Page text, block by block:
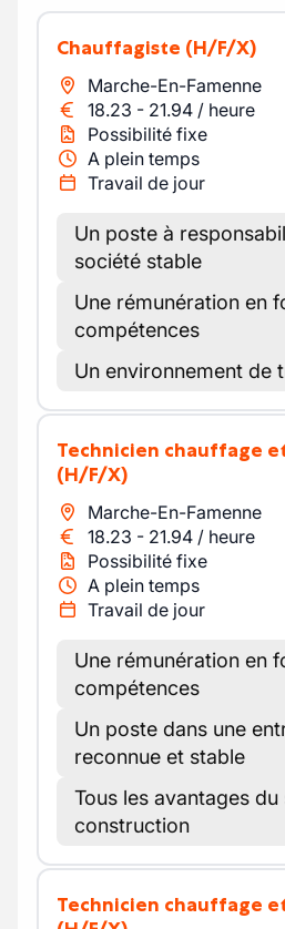
Chauffagiste (H/F/X)
Marche-En-Famenne
18.23 - 21.94 / heure
Possibilité fixe
A plein temps
Travail de jour
Un poste à
société stable
Une rémunération en
compétences
Un environnement de
Technicien chauffage
(H/F/X)
Marche-En-Famenne
18.23 - 21.94 / heure
Possibilité fixe
A plein temps
Travail de jour
Une rémunération en
compétences
Un poste dans une
reconnue et stable
Tous les avantages
construction
Technicien chauffage